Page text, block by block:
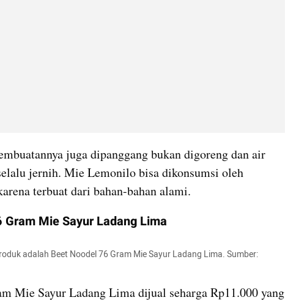
juga dipanggang bukan digoreng dan air
jernih. Mie Lemonilo bisa dikonsumsi oleh
terbuat dari bahan-bahan alami.
Mie Sayur Ladang Lima
adalah Beet Noodel 76 Gram Mie Sayur Ladang Lima. Sumber:
Mie Sayur Ladang Lima dijual seharga Rp11.000 yang